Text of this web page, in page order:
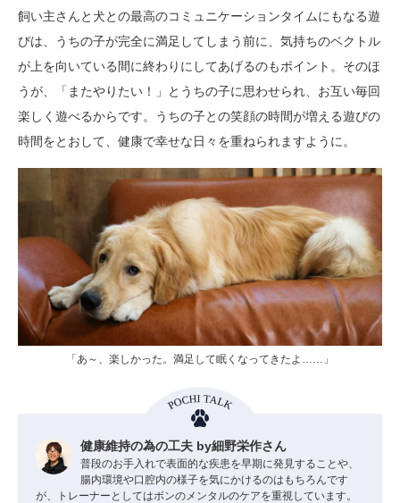
飼い主さんと犬との最高のコミュニケーションタイムにもなる遊
びは、うちの子が完全に満足してしまう前に、気持ちのベクトル
が上を向いている間に終わりにしてあげるのもポイント。そのほ
うが、「またやりたい！」とうちの子に思わせられ、お互い毎回
楽しく遊べるからです。うちの子との笑顔の時間が増える遊びの
時間をとおして、健康で幸せな日々を重ねられますように。
「あ～、楽しかった。満足して眠くなってきたよ……」
健康維持の為の工夫 by細野栄作さん
普段のお手入れで表面的な疾患を早期に発見することや、
腸内環境や口腔内の様子を気にかけるのはもちろんです
が、トレーナーとしてはボンのメンタルのケアを重視しています。